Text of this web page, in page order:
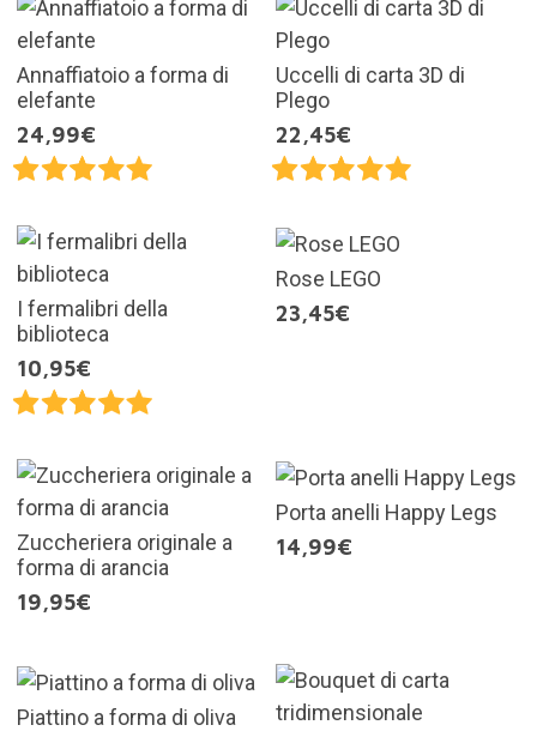
Annaffiatoio a forma di
elefante
24,99€
Uccelli di carta 3D di
Plego
22,45€
I fermalibri della
biblioteca
10,95€
Rose LEGO
23,45€
Zuccheriera originale a
forma di arancia
19,95€
Porta anelli Happy Legs
14,99€
Piattino a forma di oliva